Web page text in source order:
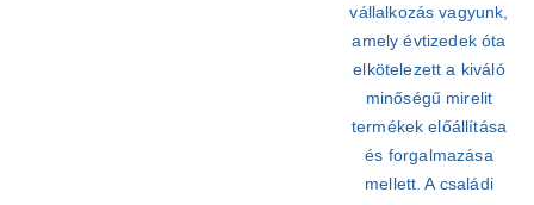
vállalkozás vagyunk,
amely évtizedek óta
elkötelezett a kiváló
minőségű mirelit
termékek előállítása
és forgalmazása
mellett. A családi